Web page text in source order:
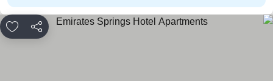
مشاركة